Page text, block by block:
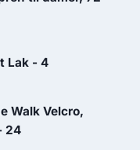
Lak - 4
Walk Velcro,
24